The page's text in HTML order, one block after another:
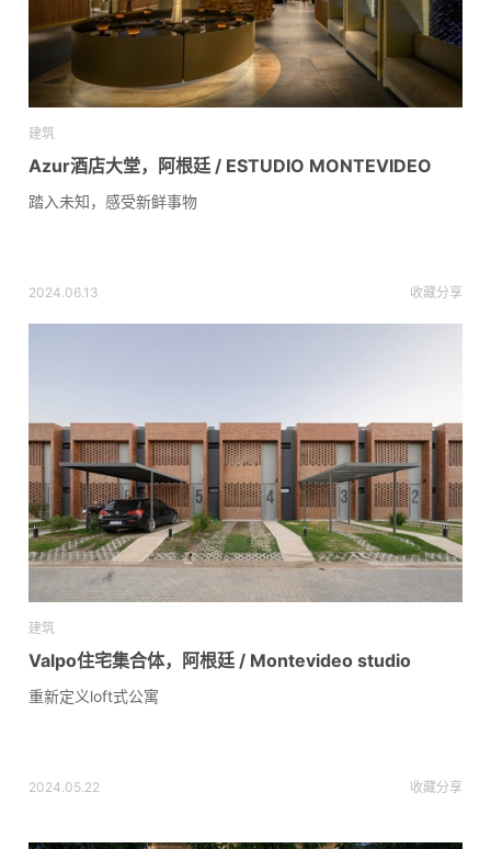
建筑
Azur酒店大堂，阿根廷 / ESTUDIO MONTEVIDEO
踏入未知，感受新鲜事物
2024.06.13 收藏分享
建筑
Valpo住宅集合体，阿根廷 / Montevideo studio
重新定义loft式公寓
2024.05.22 收藏分享